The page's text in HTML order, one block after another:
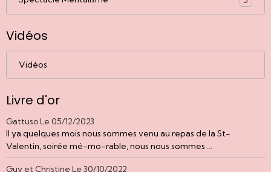
Vidéos
Vidéos
Livre d'or
GattusoLe 05/12/2023
Il ya quelques mois nous sommes venu au repas de la St-
Valentin, soirée mé-mo-rable, nous nous sommes ...
Guy et Christine Le 30/10/2022